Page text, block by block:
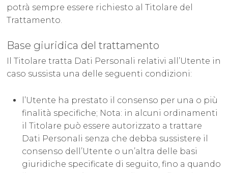
potrà sempre essere richiesto al Titolare del
Trattamento.
Base giuridica del trattamento
Il Titolare tratta Dati Personali relativi all’Utente in
caso sussista una delle seguenti condizioni:
l’Utente ha prestato il consenso per una o più
finalità specifiche; Nota: in alcuni ordinamenti
il Titolare può essere autorizzato a trattare
Dati Personali senza che debba sussistere il
consenso dell’Utente o un’altra delle basi
giuridiche specificate di seguito, fino a quando